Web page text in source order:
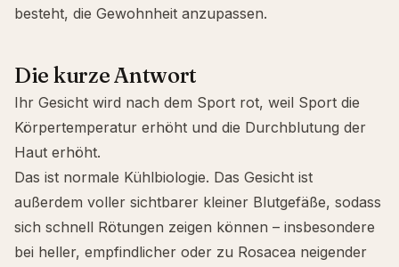
besteht, die Gewohnheit anzupassen.
Die kurze Antwort
Ihr Gesicht wird nach dem Sport rot, weil Sport die
Körpertemperatur erhöht und die Durchblutung der
Haut erhöht.
Das ist normale Kühlbiologie. Das Gesicht ist
außerdem voller sichtbarer kleiner Blutgefäße, sodass
sich schnell Rötungen zeigen können – insbesondere
bei heller, empfindlicher oder zu Rosacea neigender